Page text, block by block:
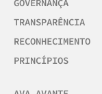
GOVERNANÇA
TRANSPARÊNCIA
RECONHECIMENTO
PRINCÍPIOS